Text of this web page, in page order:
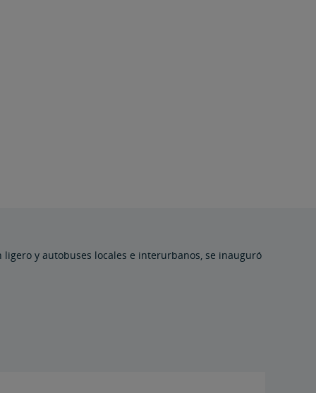
y autobuses locales e interurbanos, se inauguró